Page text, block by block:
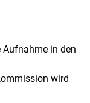
in den
wird